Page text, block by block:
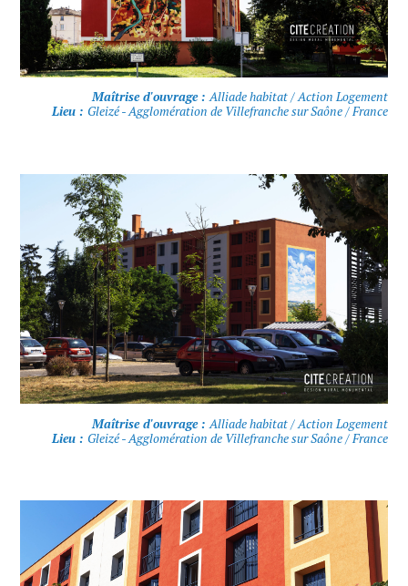
Maîtrise d'ouvrage :Alliade habitat / Action Logement
Lieu : Gleizé - Agglomération de Villefranche sur Saône / France
Maîtrise d'ouvrage : Alliade habitat / Action Logement
Lieu : Gleizé - Agglomération de Villefranche sur Saône / France